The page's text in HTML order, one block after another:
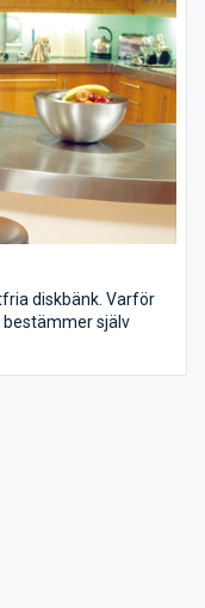
diskbänk. Varför
bestämmer själv